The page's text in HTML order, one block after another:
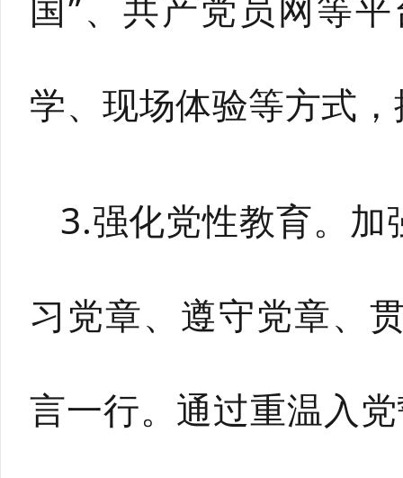
学、现场体验等方式
3.强化党性教育。
习党章、遵守党章、
言一行。通过重温入